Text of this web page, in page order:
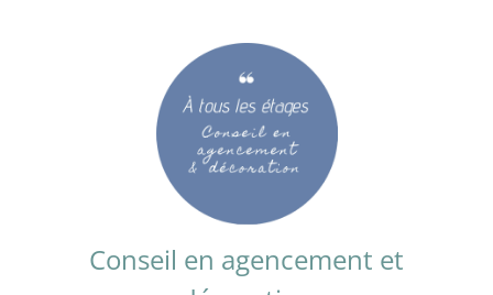
Conseil en agencement et